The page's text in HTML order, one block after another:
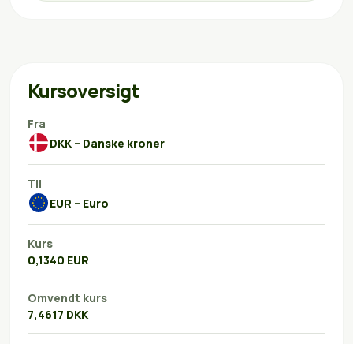
Kursoversigt
Fra
DKK – Danske kroner
Til
EUR – Euro
Kurs
0,1340 EUR
Omvendt kurs
7,4617 DKK